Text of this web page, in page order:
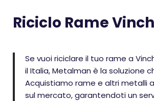
Riciclo Rame
Se vuoi riciclare il tuo rame a
il Italia, Metalman è la soluzione
Acquistiamo rame e altri metalli
sul mercato, garantendoti un